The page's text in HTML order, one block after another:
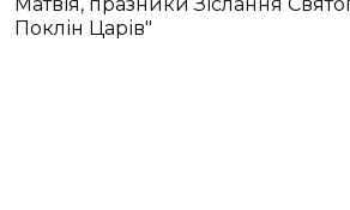
Поклін Царів"